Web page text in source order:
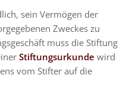
sein Vermögen der
Zweckes zu
muss die Stiftung
Stiftungsurkunde wird
vom Stifter auf die